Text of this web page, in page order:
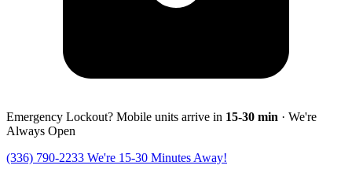
Emergency Lockout? Mobile units arrive in 15-30 min · We're
Always Open
(336) 790-2233 We're 15-30 Minutes Away!